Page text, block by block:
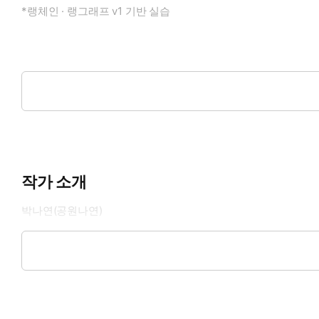
*랭체인 · 랭그래프 v1 기반 실습
는 기준을 익히고, 구현 능력과 설계 감각을 함께 키울 수 있다.
작가 소개
박나연(공원나연)
AI 에이전트와 RAG 분야에서 활동하는 AI 엔지니어이자 강사
요구에 맞게 구조화해 전달하는 데 강점이 있으며, 실무자가